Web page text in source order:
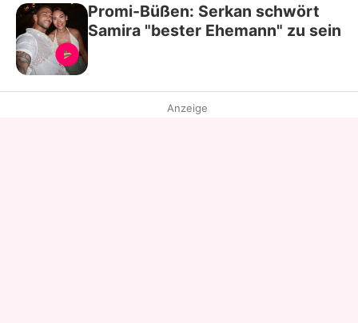
Promi-Büßen: Serkan schwört
Samira "bester Ehemann" zu sein
Anzeige